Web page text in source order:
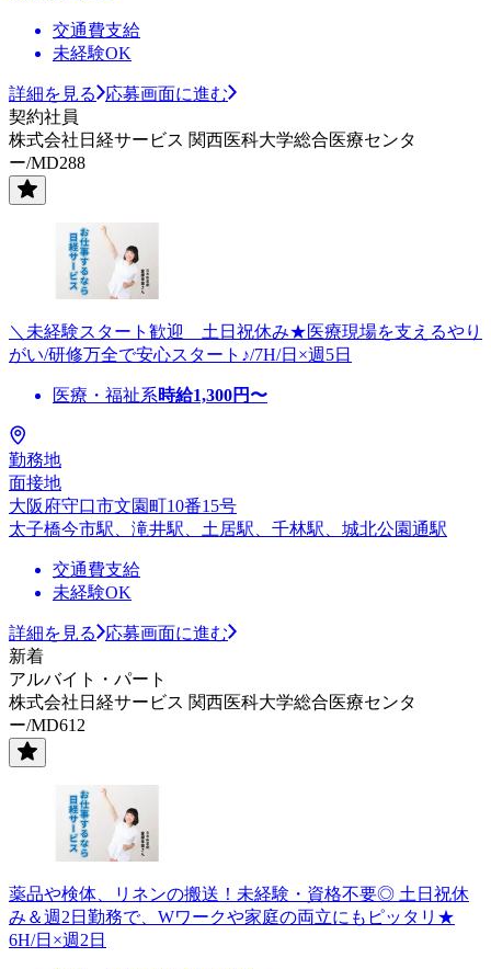
交通費支給
未経験OK
詳細を見る
応募画面に進む
契約社員
株式会社日経サービス 関西医科大学総合医療センタ
ー/MD288
＼未経験スタート歓迎 土日祝休み★医療現場を支えるやり
がい/研修万全で安心スタート♪/7H/日×週5日
医療・福祉系時給1,300円〜
勤務地
面接地
大阪府守口市文園町10番15号
太子橋今市駅、滝井駅、土居駅、千林駅、城北公園通駅
交通費支給
未経験OK
詳細を見る
応募画面に進む
新着
アルバイト・パート
株式会社日経サービス 関西医科大学総合医療センタ
ー/MD612
薬品や検体、リネンの搬送！未経験・資格不要◎ 土日祝休
み＆週2日勤務で、Wワークや家庭の両立にもピッタリ★
6H/日×週2日